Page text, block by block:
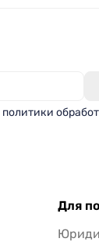
политики
Для